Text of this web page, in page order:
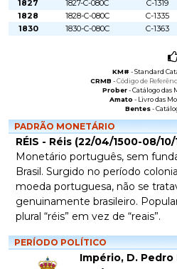
1827
1827-C-080C C-1319
1828
1828-C-080C C-1335
1830
1830-C-080C C-1363
KM# -Standard
CRMB -Código de
Prober-Catálogo das
Amato - Livro das
Bentes-
PADRÃO MONETÁRIO
RÉIS - Réis (22/04/1500-08/10/
Monetário português, sem
Brasil. Surgido no período
moeda portuguesa, não se
genuinamente brasileiro.
plural “réis” em vez de “reais”.
PERÍODO POLÍTICO
Império, D. Pedro